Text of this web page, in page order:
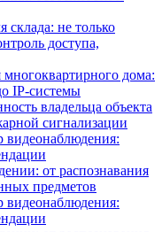
склада: не только
доступа,
дома:
IP-системы
владельца объекта
сигнализации
видеонаблюдения:
от распознавания
предметов
видеонаблюдения: